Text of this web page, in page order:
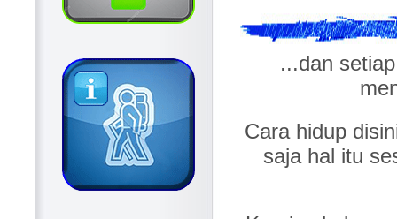
...dan
Cara hidup
saja hal itu